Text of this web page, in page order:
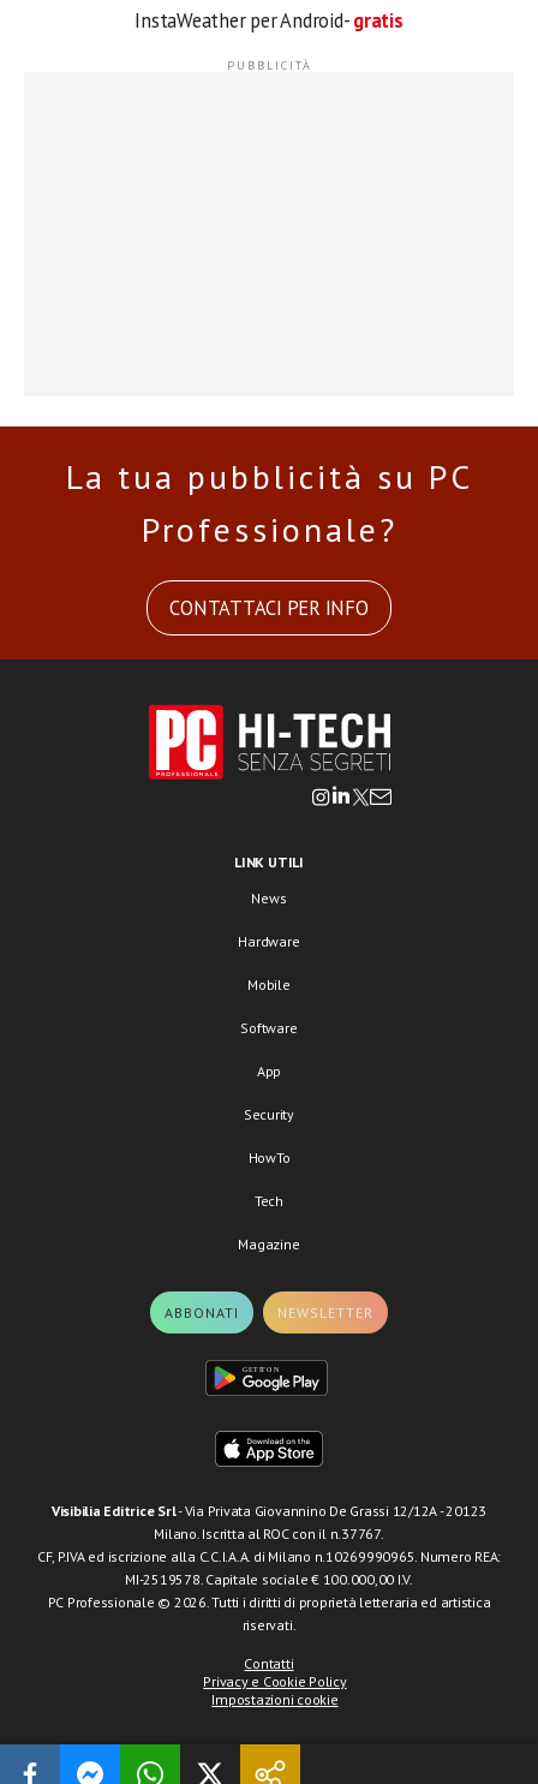
InstaWeather per Android-gratis
La tua pubblicità su PC
Professionale?
CONTATTACI PER INFO
LINK UTILI
News
Hardware
Mobile
Software
App
Security
HowTo
Tech
Magazine
ABBONATI NEWSLETTER
Visibilia Editrice Srl- Via Privata Giovannino De Grassi 12/12A - 20123
Milano. Iscritta al ROC con il n.37767.
CF, P.IVA ed iscrizione alla C.C.I.A.A. di Milano n.10269990965. Numero REA:
MI-2519578. Capitale sociale € 100.000,00 I.V.
PC Professionale © 2026. Tutti i diritti di proprietà letteraria ed artistica
riservati.
Contatti
Privacy e Cookie Policy
Impostazioni cookie